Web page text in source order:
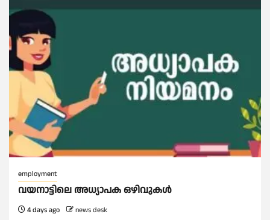
employment
വയനാട്ടിലെ അധ്യാപക ഒഴിവുകൾ
4 days ago news desk